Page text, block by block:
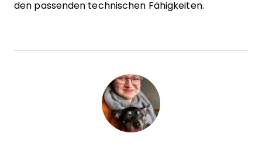
den passenden technischen Fähigkeiten.